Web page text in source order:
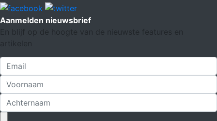
Aanmelden nieuwsbrief
En blijf op de hoogte van de nieuwste features en
artikelen